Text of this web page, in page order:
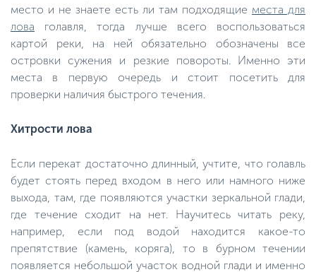
место и не знаете есть ли там подходящие места для
лова голавля, тогда лучше всего воспользоваться
картой реки, на ней обязательно обозначены все
островки сужения и резкие повороты. Именно эти
места в первую очередь и стоит посетить для
проверки наличия быстрого течения.
Хитрости лова
Если перекат достаточно длинный, учтите, что голавль
будет стоять перед входом в него или намного ниже
выхода, там, где появляются участки зеркальной глади,
где течение сходит на нет. Научитесь читать реку,
например, если под водой находится какое-то
препятствие (камень, коряга), то в бурном течении
появляется небольшой участок водной глади и именно